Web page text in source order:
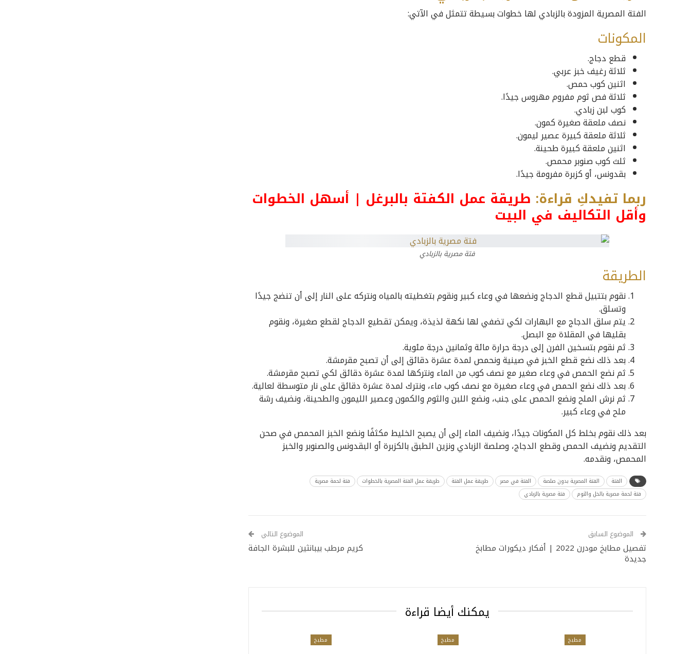
الفتة المصرية المزودة بالزبادي لها خطوات بسيطة تتمثل في الآتي:
المكونات
قطع دجاج.
ثلاثة رغيف خبز عربي.
اثنين كوب حمص.
ثلاثة فص ثوم مفروم مهروس جيدًا.
كوب لبن زبادي.
نصف ملعقة صغيرة كمون.
ثلاثة ملعقة كبيرة عصير ليمون.
اثنين ملعقة كبيرة طحينة.
ثلث كوب صنوبر محمص.
بقدونس، أو كزبرة مفرومة جيدًا.
ربما تفيدكِ قراءة: طريقة عمل الكفتة بالبرغل | أسهل الخطوات
وأقل التكاليف في البيت
فتة مصرية بالزبادي
الطريقة
نقوم بتتبيل قطع الدجاج ونضعها في وعاء كبير ونقوم بتغطيته بالمياه ونتركه على النار إلى أن تنضج جيدًا
وتسلق.
يتم سلق الدجاج مع البهارات لكي تضفي لها نكهة لذيذة، ويمكن تقطيع الدجاج لقطع صغيرة، ونقوم
بقليها في المقلاة مع البصل.
ثم نقوم بتسخين الفرن إلى درجة حرارة مائة وثمانين درجة مئوية.
بعد ذلك نضع قطع الخبز في صينية ونحمص لمدة عشرة دقائق إلى أن تصبح مقرمشة.
ثم نضع الحمص في وعاء صغير مع نصف كوب من الماء ونتركها لمدة عشرة دقائق لكي تصبح مقرمشة.
بعد ذلك نضع الحمص في وعاء صغيرة مع نصف كوب ماء، ونترك لمدة عشرة دقائق على نار متوسطة لعالية.
ثم نرش الملح ونضع الحمص على جنب، ونضع اللبن والثوم والكمون وعصير الليمون والطحينة، ونضيف رشة
ملح في وعاء كبير.
بعد ذلك نقوم بخلط كل المكونات جيدًا، ونضيف الماء إلى أن يصبح الخليط مكثفًا ونضع الخبز المحمص في صحن
التقديم ونضيف الحمص وقطع الدجاج، وصلصة الزبادي ونزين الطبق بالكزبرة أو البقدونس والصنوبر والخبز
المحمص، ونقدمه.
الفتة الفتة المصرية بدون صلصة الفتة في مصر طريقة عمل الفتة طريقة عمل الفتة المصرية بالخطوات
فتة لحمة مصرية
فتة لحمة مصرية بالخل والثوم
فتة مصرية بالزبادي
الموضوع السابق
تفصيل مطابخ مودرن 2022 | أفكار ديكورات مطابخ
جديدة
الموضوع التالي
كريم مرطب بيبانثين للبشرة الجافة
يمكنك أيضا قراءة
مطبخ مطبخ مطبخ